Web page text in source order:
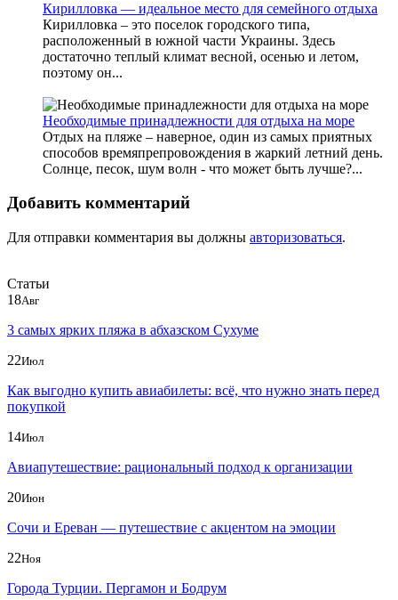
Кирилловка — идеальное место для семейного отдыха
Кирилловка – это поселок городского типа,
расположенный в южной части Украины. Здесь
достаточно теплый климат весной, осенью и летом,
поэтому он...
Необходимые принадлежности для отдыха на море
Отдых на пляже – наверное, один из самых приятных
способов времяпрепровождения в жаркий летний день.
Солнце, песок, шум волн - что может быть лучше?...
Добавить комментарий
Для отправки комментария вы должны авторизоваться.
Статьи
18Авг
3 самых ярких пляжа в абхазском Сухуме
22Июл
Как выгодно купить авиабилеты: всё, что нужно знать перед
покупкой
14Июл
Авиапутешествие: рациональный подход к организации
20Июн
Сочи и Ереван — путешествие с акцентом на эмоции
22Ноя
Города Турции. Пергамон и Бодрум